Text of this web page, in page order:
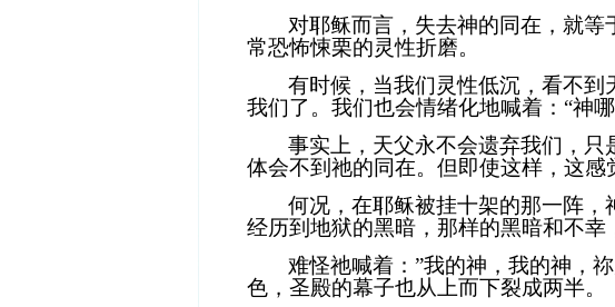
对耶稣而言，失去神的同在，就
常恐怖悚栗的灵性折磨。
有时候，当我们灵性低沉，看不
我们了。我们也会情绪化地喊着：“神
事实上，天父永不会遗弃我们，
体会不到祂的同在。但即使这样，这感
何况，在耶稣被挂十架的那一阵
经历到地狱的黑暗，那样的黑暗和不幸
难怪祂喊着： ”我的神，我的神，
色，圣殿的幕子也从上而下裂成两半。